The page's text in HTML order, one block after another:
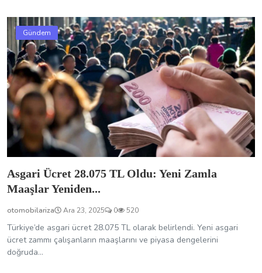
Gündem
Asgari Ücret 28.075 TL Oldu: Yeni Zamla
Maaşlar Yeniden...
otomobilariza Ara 23, 2025 0 520
Türkiye’de asgari ücret 28.075 TL olarak belirlendi. Yeni asgari
ücret zammı çalışanların maaşlarını ve piyasa dengelerini
doğruda...